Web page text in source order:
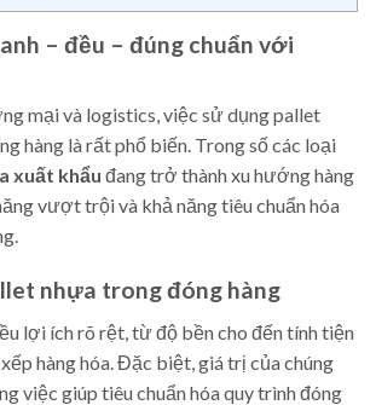
– đều – đúng chuẩn với
mại và logistics, việc sử dụng pallet
hàng là rất phổ biến. Trong số các loại
xuất khẩu đang trở thành xu hướng hàng
vượt trội và khả năng tiêu chuẩn hóa
nhựa trong đóng hàng
lợi ích rõ rệt, từ độ bền cho đến tính tiện
hàng hóa. Đặc biệt, giá trị của chúng
việc giúp tiêu chuẩn hóa quy trình đóng